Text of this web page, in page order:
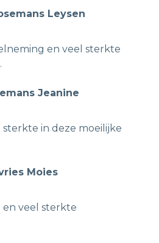
Leysen
en veel sterkte
Jeanine
in deze moeilijke
Moies
veel sterkte